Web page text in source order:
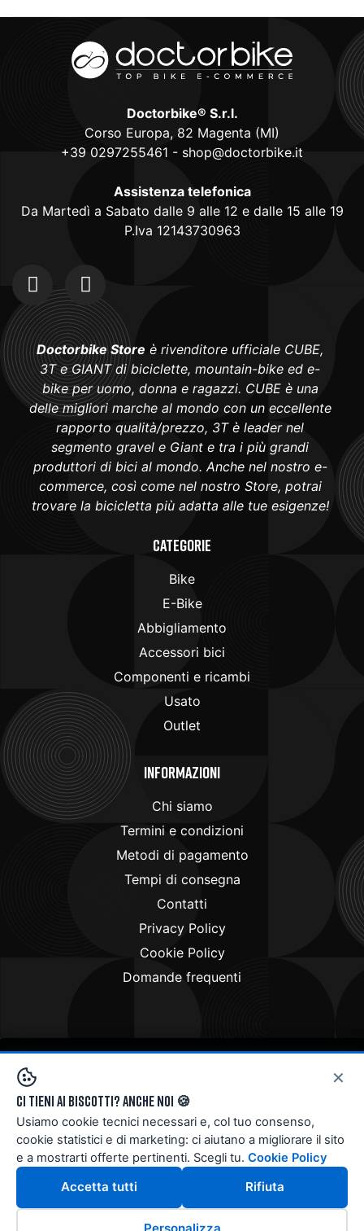
Doctorbike® S.r.l.
Corso Europa, 82 Magenta (MI)
+39 0297255461 - shop@doctorbike.it
Assistenza telefonica
Da Martedì a Sabato dalle 9 alle 12 e dalle 15 alle 19
P.Iva 12143730963
Doctorbike Store è rivenditore ufficiale CUBE,
3T e GIANT di biciclette, mountain-bike ed e-
bike per uomo, donna e ragazzi. CUBE è una
delle migliori marche al mondo con un eccellente
rapporto qualità/prezzo, 3T è leader nel
segmento gravel e Giant e tra i più grandi
produttori di bici al mondo. Anche nel nostro e-
commerce, così come nel nostro Store, potrai
trovare la bicicletta più adatta alle tue esigenze!
Categorie
Bike
E-Bike
Abbigliamento
Accessori bici
Componenti e ricambi
Usato
Outlet
Informazioni
Chi siamo
Termini e condizioni
Metodi di pagamento
Tempi di consegna
Contatti
Privacy Policy
Cookie Policy
Domande frequenti
Copyright © 2024 . All rights reserved
×
Ci tieni ai biscotti? Anche noi 🍪
Usiamo cookie tecnici necessari e, col tuo consenso,
cookie statistici e di marketing: ci aiutano a migliorare il sito
e a mostrarti offerte pertinenti. Scegli tu. Cookie Policy
Accetta tutti Rifiuta